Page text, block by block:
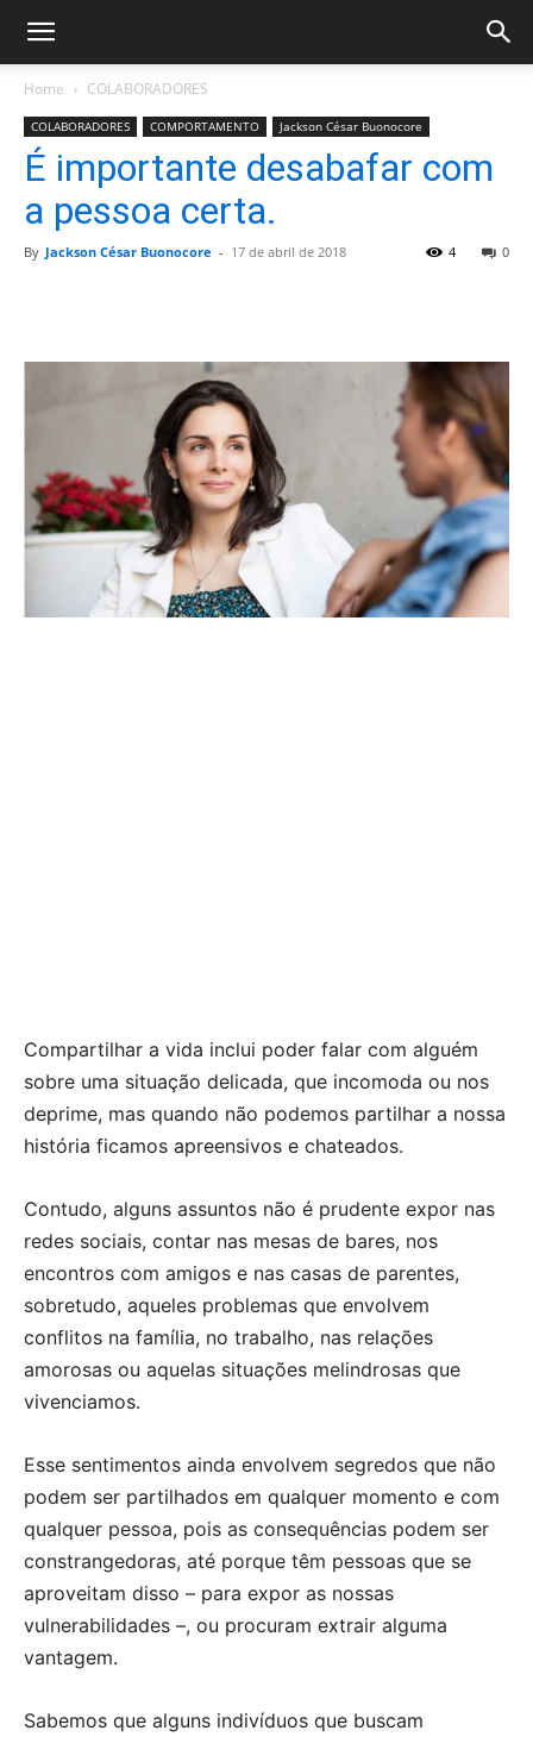
Home COLABORADORES
COLABORADORES COMPORTAMENTO Jackson César Buonocore
É importante desabafar com
a pessoa certa.
By Jackson César Buonocore - 17 de abril de 2018 0
4
Compartilhar a vida inclui poder falar com alguém
sobre uma situação delicada, que incomoda ou nos
deprime, mas quando não podemos partilhar a nossa
história ficamos apreensivos e chateados.
Contudo, alguns assuntos não é prudente expor nas
redes sociais, contar nas mesas de bares, nos
encontros com amigos e nas casas de parentes,
sobretudo, aqueles problemas que envolvem
conflitos na família, no trabalho, nas relações
amorosas ou aquelas situações melindrosas que
vivenciamos.
Esse sentimentos ainda envolvem segredos que não
podem ser partilhados em qualquer momento e com
qualquer pessoa, pois as consequências podem ser
constrangedoras, até porque têm pessoas que se
aproveitam disso – para expor as nossas
vulnerabilidades –, ou procuram extrair alguma
vantagem.
Sabemos que alguns indivíduos que buscam